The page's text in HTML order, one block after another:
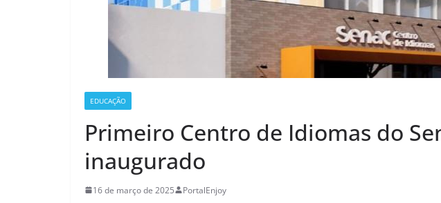
EDUCAÇÃO
Primeiro Centro de Idiomas do
inaugurado
16 de março de 2025 PortalEnjoy